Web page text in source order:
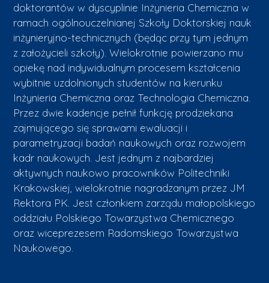
doktorantów w dyscyplinie Inżynieria Chemiczna w
ramach ogólnouczelnianej Szkoły Doktorskiej nauk
inżynieryjno-technicznych (będąc przy tym jednym
z założycieli szkoły). Wielokrotnie powierzano mu
opiekę nad indywidualnym procesem kształcenia
wybitnie uzdolnionych studentów na kierunku
Inżynieria Chemiczna oraz Technologia Chemiczna.
Przez dwie kadencje pełnił funkcję prodziekana
zajmującego się sprawami ewaluacji i
parametryzacji badań naukowych oraz rozwojem
kadr naukowych. Jest jednym z najbardziej
aktywnych naukowo pracowników Politechniki
Krakowskiej, wielokrotnie nagradzanym przez JM
Rektora PK. Jest członkiem zarządu małopolskiego
oddziału Polskiego Towarzystwa Chemicznego
oraz wiceprezesem Radomskiego Towarzystwa
Naukowego.